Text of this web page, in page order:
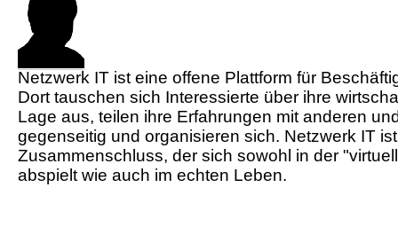
Netzwerk IT ist eine offene Plattform für
Dort tauschen sich Interessierte über ihre
Lage aus, teilen ihre Erfahrungen mit anderen
gegenseitig und organisieren sich. Netzwerk IT
Zusammenschluss, der sich sowohl in der
abspielt wie auch im echten Leben.